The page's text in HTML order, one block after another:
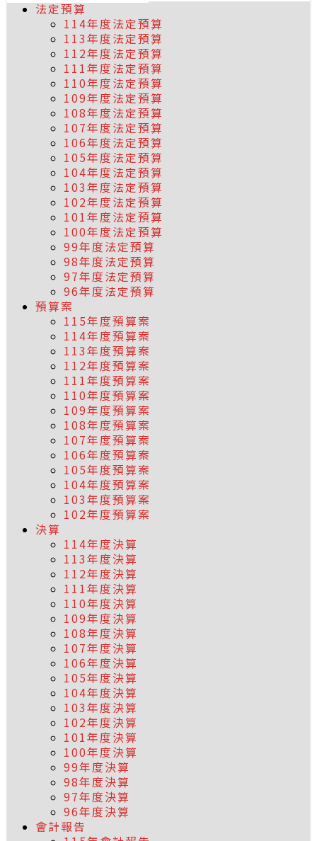
法定預算
114年度法定預算
113年度法定預算
112年度法定預算
111年度法定預算
110年度法定預算
109年度法定預算
108年度法定預算
107年度法定預算
106年度法定預算
105年度法定預算
104年度法定預算
103年度法定預算
102年度法定預算
101年度法定預算
100年度法定預算
99年度法定預算
98年度法定預算
97年度法定預算
96年度法定預算
預算案
115年度預算案
114年度預算案
113年度預算案
112年度預算案
111年度預算案
110年度預算案
109年度預算案
108年度預算案
107年度預算案
106年度預算案
105年度預算案
104年度預算案
103年度預算案
102年度預算案
決算
114年度決算
113年度決算
112年度決算
111年度決算
110年度決算
109年度決算
108年度決算
107年度決算
106年度決算
105年度決算
104年度決算
103年度決算
102年度決算
101年度決算
100年度決算
99年度決算
98年度決算
97年度決算
96年度決算
會計報告